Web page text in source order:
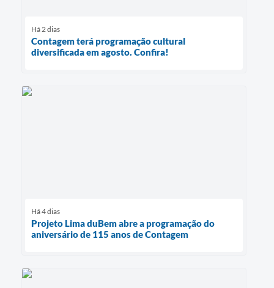
Há 2 dias
Contagem terá programação cultural
diversificada em agosto. Confira!
Há 4 dias
Projeto Lima duBem abre a programação do
aniversário de 115 anos de Contagem